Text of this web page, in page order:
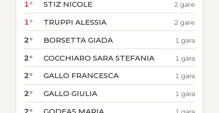
1° STIZ NICOLE 2 gare
1° TRUPPI ALESSIA 2 gare
2° BORSETTA GIADA 1 gara
2° COCCHIARO SARA STEFANIA 1 gara
2° GALLO FRANCESCA 1 gara
2° GALLO GIULIA 1 gara